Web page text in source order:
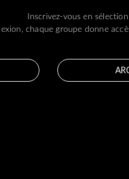
Inscrivez-vous en
chaque groupe donne